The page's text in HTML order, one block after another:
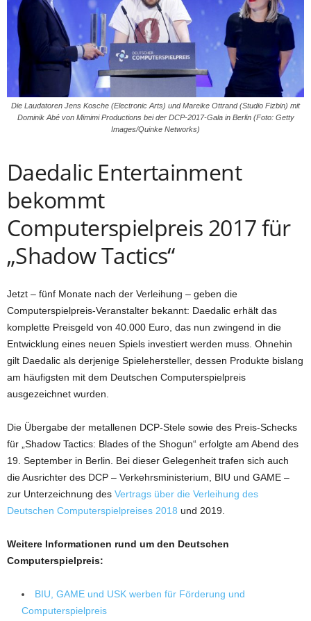
Die Laudatoren Jens Kosche (Electronic Arts) und Mareike Ottrand (Studio Fizbin) mit
Dominik Abé von Mimimi Productions bei der DCP-2017-Gala in Berlin (Foto: Getty
Images/Quinke Networks)
Daedalic Entertainment
bekommt
Computerspielpreis 2017 für
„Shadow Tactics“
Jetzt – fünf Monate nach der Verleihung – geben die
Computerspielpreis-Veranstalter bekannt: Daedalic erhält das
komplette Preisgeld von 40.000 Euro, das nun zwingend in die
Entwicklung eines neuen Spiels investiert werden muss. Ohnehin
gilt Daedalic als derjenige Spielehersteller, dessen Produkte bislang
am häufigsten mit dem Deutschen Computerspielpreis
ausgezeichnet wurden.
Die Übergabe der metallenen DCP-Stele sowie des Preis-Schecks
für „Shadow Tactics: Blades of the Shogun“ erfolgte am Abend des
19. September in Berlin. Bei dieser Gelegenheit trafen sich auch
die Ausrichter des DCP – Verkehrsministerium, BIU und GAME –
zur Unterzeichnung des Vertrags über die Verleihung des
Deutschen Computerspielpreises 2018 und 2019.
Weitere Informationen rund um den Deutschen
Computerspielpreis:
BIU, GAME und USK werben für Förderung und
Computerspielpreis